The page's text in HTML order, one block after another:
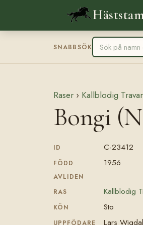
SNABBSÖK
Raser › Kallblodig
Bongi
ID C-23412
FÖDD 1956
AVLIDEN
RAS
Kallblodig
KÖN Sto
UPPFÖDARE Lars